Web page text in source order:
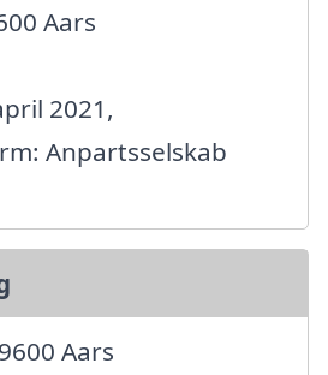
Aars
2021,
Anpartsselskab
Aars